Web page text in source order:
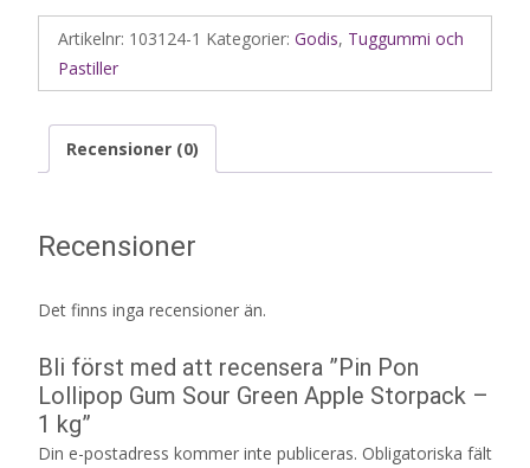
Artikelnr: 103124-1 Kategorier: Godis, Tuggummi och
Pastiller
Recensioner (0)
Recensioner
Det finns inga recensioner än.
Bli först med att recensera ”Pin Pon
Lollipop Gum Sour Green Apple Storpack –
1 kg”
Din e-postadress kommer inte publiceras. Obligatoriska fält